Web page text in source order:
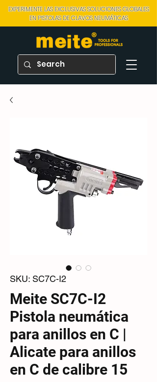
EXPERIMENTE LAS EXCLUSIVAS SOLUCIONES GLOBALES
EN PISTOLAS DE CLAVOS NEUMÁTICAS
SKU: SC7C-I2
Meite SC7C-I2
Pistola neumática
para anillos en C |
Alicate para anillos
en C de calibre 15